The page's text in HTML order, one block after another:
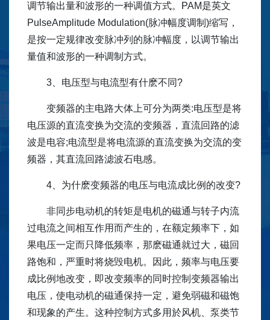
调节输出量和波形的一种调值方式。PAM是英文
PulseAmplitude Modulation(脉冲幅度调制)缩写，
是按一定规律改变脉冲列的脉冲幅度，以调节输出
量值和波形的一种调制方式。
3、电压型与电流型有什麽不同?
变频器的主电路大体上可分为两类:电压型是将
电压源的直流变换为交流的变频器，直流回路的滤
波是电容;电流型是将电流源的直流变换为交流的变
频器，其直流回路滤波石电感。
4、为什麽变频器的电压与电流成比例的改变?
非同步电动机的转矩是电机的磁通与转子内流
过电流之间相互作用而产生的，在额定频率下，如
果电压一定而只降低频率，那麽磁通就过大，磁回
路饱和，严重时将烧毁电机。因此，频率与电压要
成比例地改变，即改变频率的同时控制变频器输出
电压，使电动机的磁通保持一定，避免弱磁和磁饱
和现象的产生。这种控制方式多用於风机、泵类节